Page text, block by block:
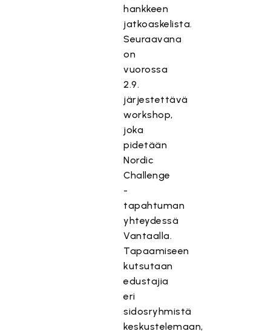
hankkeen
jatkoaskelista.
Seuraavana
on
vuorossa
2.9.
järjestettävä
workshop,
joka
pidetään
Nordic
Challenge
-
tapahtuman
yhteydessä
Vantaalla.
Tapaamiseen
kutsutaan
edustajia
eri
sidosryhmistä
keskustelemaan,